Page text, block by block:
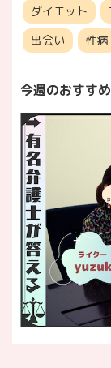
ダイエット
出会い
性病
今週のおすす